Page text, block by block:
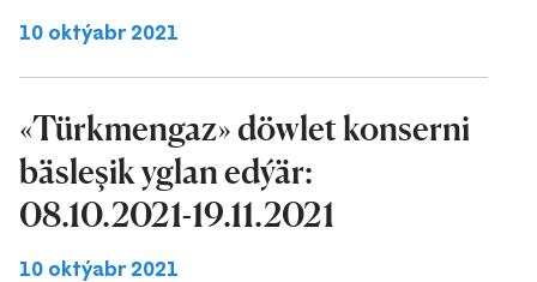
10 oktýabr 2021
«Türkmengaz» döwlet konserni
bäsleşik yglan edýär:
08.10.2021-19.11.2021
10 oktýabr 2021